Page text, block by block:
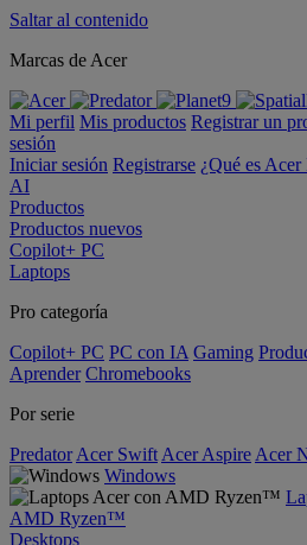
Saltar al contenido
Marcas de Acer
Mi perfil Mis productos Registrar un
sesión
Iniciar sesión Registrarse ¿Qué es
AI
Productos
Productos nuevos
Copilot+ PC
Laptops
Pro categoría
Copilot+ PC PC con IA Gaming
Aprender Chromebooks
Por serie
Predator Acer Swift Acer Aspire Acer
Windows
AMD Ryzen™
Desktops